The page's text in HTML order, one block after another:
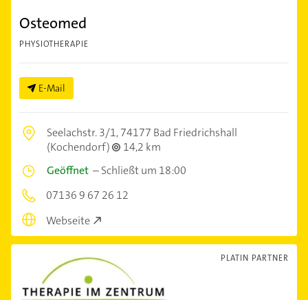
Osteomed
PHYSIOTHERAPIE
E-Mail
Seelachstr. 3/1,74177 Bad Friedrichshall
(Kochendorf)
14,2 km
Geöffnet –Schließt um 18:00
07136 9 67 26 12
Webseite
PLATIN PARTNER